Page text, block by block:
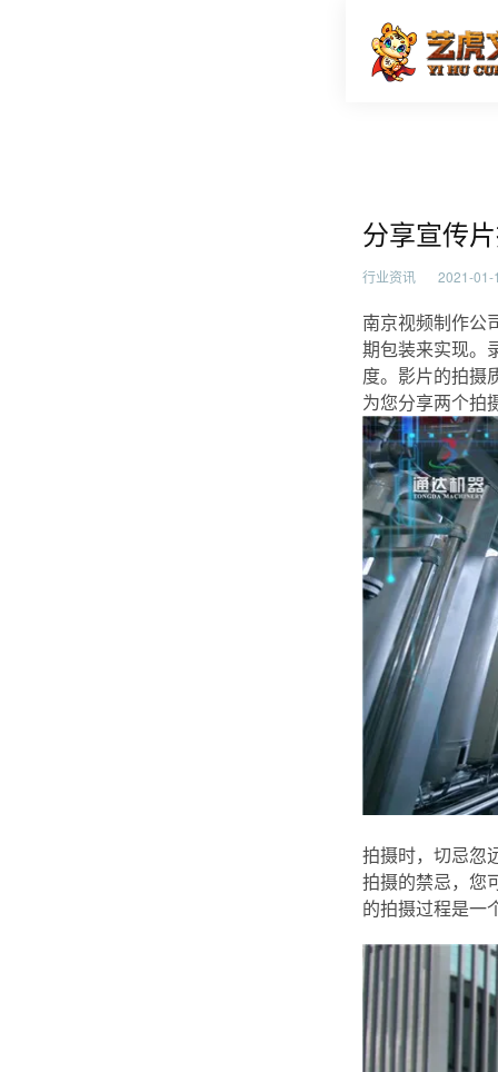
分享宣
分享宣传
行业资讯 2021-01-
南京视频制作公
期包装来实现。
度。影片的拍摄
为您分享两个拍
拍摄时，切忌忽
拍摄的禁忌，您
的拍摄过程是一